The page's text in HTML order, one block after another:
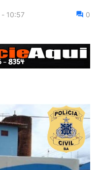
- 10:57 0